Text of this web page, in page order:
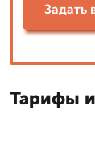
Задать
Тарифы